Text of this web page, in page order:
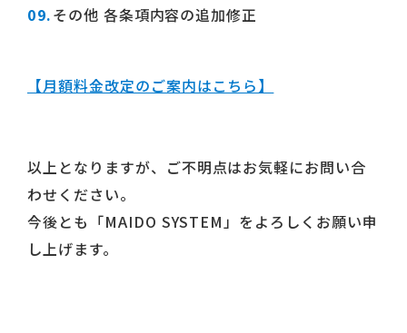
その他 各条項内容の追加修正
【月額料金改定のご案内はこちら】
以上となりますが、ご不明点はお気軽にお問い合
わせください。
今後とも「MAIDO SYSTEM」をよろしくお願い申
し上げます。